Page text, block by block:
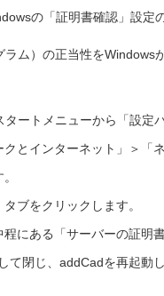
の「証明書確認」設定
ラム）の正当性をWindows
ートメニューから「設定
クとインターネット」＞「
タブをクリックします。
にある「サーバーの証明
て閉じ、addCadを再起動